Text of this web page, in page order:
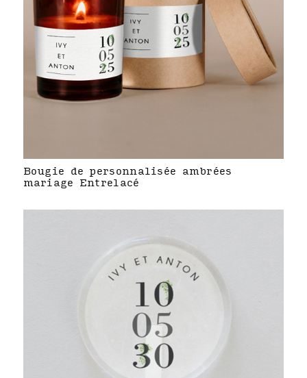
Bougie de personnalisée ambrées
mariage Entrelacé